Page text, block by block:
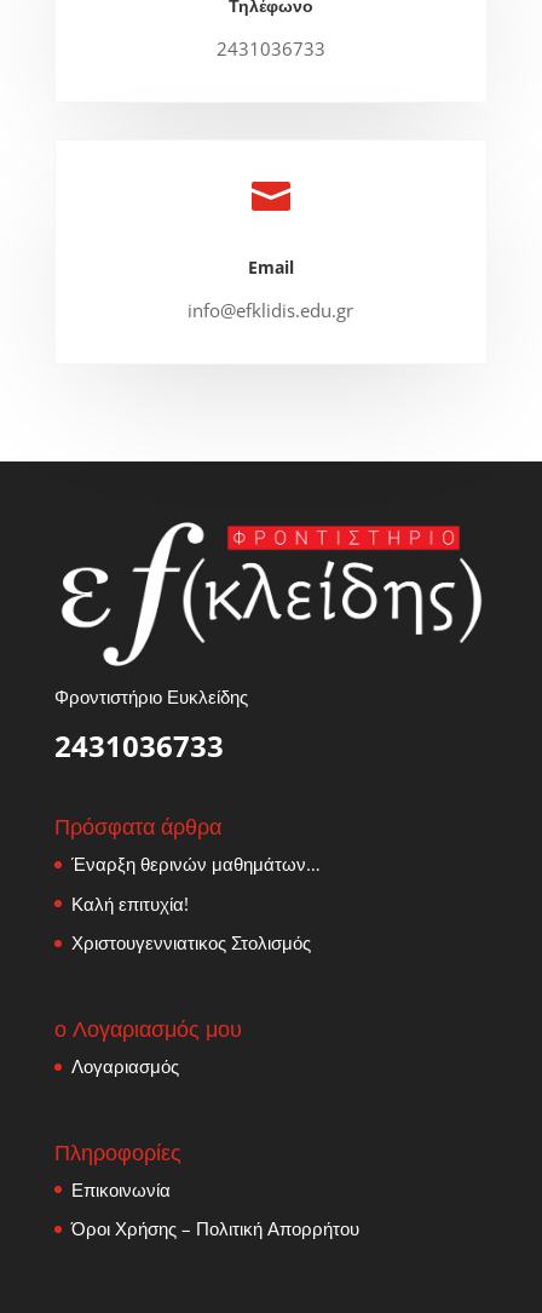
Τηλέφωνο
2431036733

Email
info@efklidis.edu.gr
Φροντιστήριο Ευκλείδης
2431036733
Πρόσφατα άρθρα
Έναρξη θερινών μαθημάτων…
Καλή επιτυχία!
Χριστουγεννιατικος Στολισμός
ο Λογαριασμός μου
Λογαριασμός
Πληροφορίες
Επικοινωνία
Όροι Χρήσης – Πολιτική Απορρήτου